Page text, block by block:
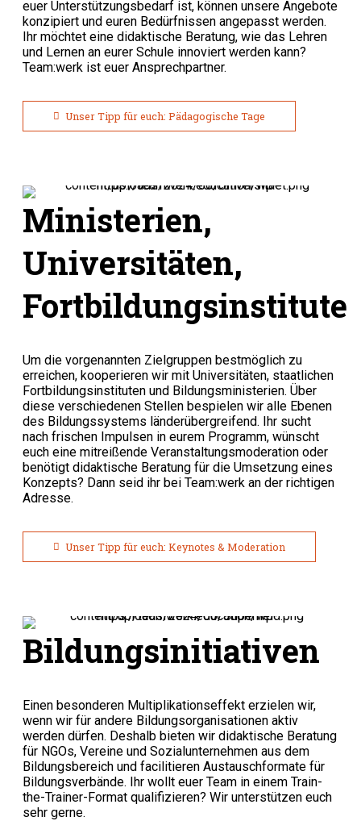
euer Unterstützungsbedarf ist, können unsere Angebote
konzipiert und euren Bedürfnissen angepasst werden.
Ihr möchtet eine didaktische Beratung, wie das Lehren
und Lernen an eurer Schule innoviert werden kann?
Team:werk ist euer Ansprechpartner.
Unser Tipp für euch: Pädagogische Tage
Ministerien,
Universitäten,
Fortbildungsinstitute
Um die vorgenannten Zielgruppen bestmöglich zu
erreichen, kooperieren wir mit Universitäten, staatlichen
Fortbildungsinstituten und Bildungsministerien. Über
diese verschiedenen Stellen bespielen wir alle Ebenen
des Bildungssystems länderübergreifend. Ihr sucht
nach frischen Impulsen in eurem Programm, wünscht
euch eine mitreißende Veranstaltungsmoderation oder
benötigt didaktische Beratung für die Umsetzung eines
Konzepts? Dann seid ihr bei Team:werk an der richtigen
Adresse.
Unser Tipp für euch: Keynotes & Moderation
Bildungsinitiativen
Einen besonderen Multiplikationseffekt erzielen wir,
wenn wir für andere Bildungsorganisationen aktiv
werden dürfen. Deshalb bieten wir didaktische Beratung
für NGOs, Vereine und Sozialunternehmen aus dem
Bildungsbereich und facilitieren Austauschformate für
Bildungsverbände. Ihr wollt euer Team in einem Train-
the-Trainer-Format qualifizieren? Wir unterstützen euch
sehr gerne.